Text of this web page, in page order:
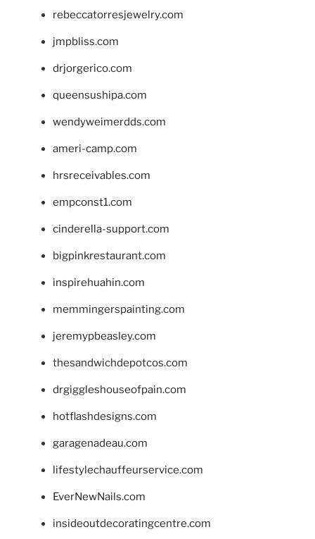
rebeccatorresjewelry.com
jmpbliss.com
drjorgerico.com
queensushipa.com
wendyweimerdds.com
ameri-camp.com
hrsreceivables.com
empconst1.com
cinderella-support.com
bigpinkrestaurant.com
inspirehuahin.com
memmingerspainting.com
jeremypbeasley.com
thesandwichdepotcos.com
drgiggleshouseofpain.com
hotflashdesigns.com
garagenadeau.com
lifestylechauffeurservice.com
EverNewNails.com
insideoutdecoratingcentre.com